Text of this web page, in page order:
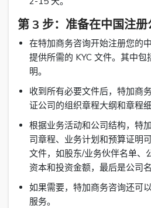
第 3 步：准备在中国注
在特加商务咨询开始注册您的
提供所需的 KYC 文件。其中包
明。
收到所有必要文件后，特加商
证公司的组织章程大纲和章程细
根据业务活动和公司结构，特
司章程、业务计划和预算证明
文件，如股东/业务伙伴名单、
资本和投资金额，最后是公司名
如果需要，特加商务咨询还可
服务。